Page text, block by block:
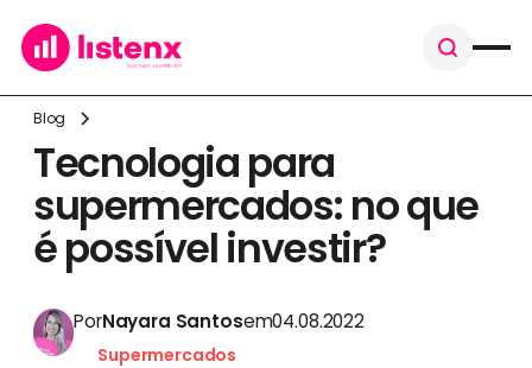
Blog
Tecnologia para
supermercados: no que
é possível investir?
PorNayara Santosem04.08.2022
Supermercados